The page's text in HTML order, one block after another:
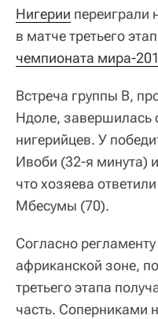
Нигерии переиграли
в матче третьего
чемпионата мира-
Встреча группы В,
Ндоле, завершилась
нигерийцев. У
Ивоби (32-я минута)
что хозяева
Мбесумы (70).
Согласно
африканской зоне,
третьего этапа
часть. Соперниками